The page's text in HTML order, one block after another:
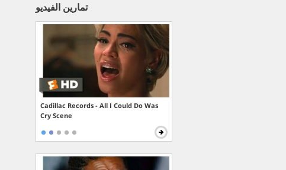
تمارين الفيديو
Cadillac Records - All I Could Do Was
Cry Scene